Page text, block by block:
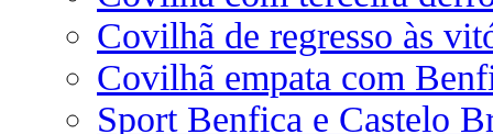
Covilhã de regresso às
Covilhã empata com
Sport Benfica e Castelo